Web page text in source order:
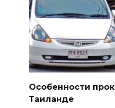
Особенности
Таиланде